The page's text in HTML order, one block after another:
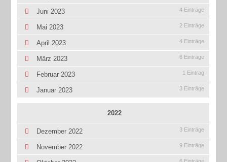
Juni 2023 4 Einträge
Mai 2023 2 Einträge
April 2023 4 Einträge
März 2023 6 Einträge
Februar 2023 1 Eintrag
Januar 2023 3 Einträge
2022
Dezember 2022 3 Einträge
November 2022 9 Einträge